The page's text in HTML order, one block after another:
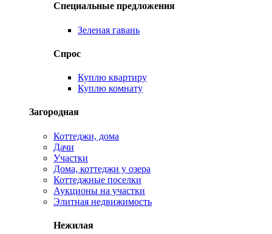
Специальные предложения
Зеленая гавань
Спрос
Куплю квартиру
Куплю комнату
Загородная
Коттеджи, дома
Дачи
Участки
Дома, коттеджи у озера
Коттеджные поселки
Аукционы на участки
Элитная недвижимость
Нежилая